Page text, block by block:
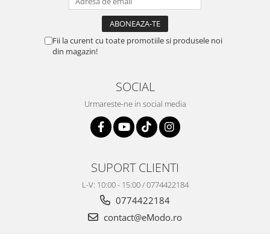
Fii la curent cu toate promotiile si produsele noi
din magazin!
SOCIAL
Urmareste-ne in social media
SUPORT CLIENTI
L-V: 10:00 - 15:00 / 0774422184
0774422184
contact@eModo.ro